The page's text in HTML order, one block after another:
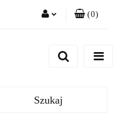
Zgody cookies
(0)
Szukaj